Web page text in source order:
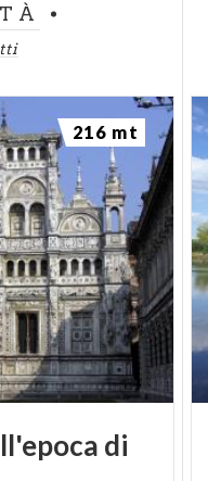
di
216 mt